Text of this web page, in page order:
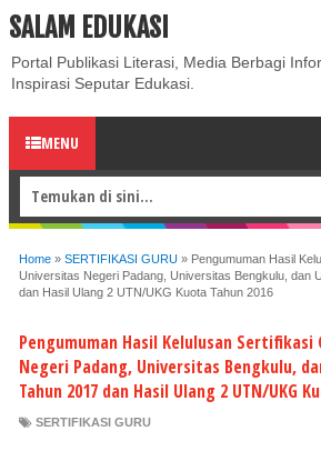
ABOUT CONTACT US
SALAM EDUKASI
Portal Publikasi Literasi, Media Berbagi
Inspirasi Seputar Edukasi.
MENU
Home » SERTIFIKASI GURU » Pengumuman Hasil
Universitas Negeri Padang, Universitas Bengkulu, dan
dan Hasil Ulang 2 UTN/UKG Kuota Tahun 2016
Pengumuman Hasil Kelulusan Sertifikasi
Negeri Padang, Universitas Bengkulu,
Tahun 2017 dan Hasil Ulang 2 UTN/UKG
SERTIFIKASI GURU